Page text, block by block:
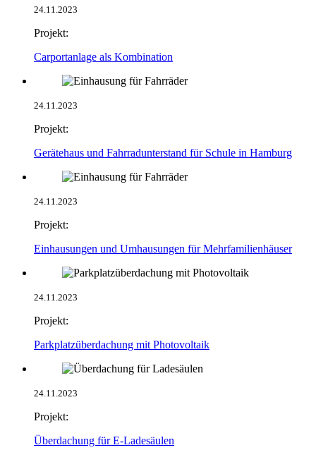
24.11.2023
Projekt:
Carportanlage als Kombination
24.11.2023
Projekt:
Gerätehaus und Fahrradunterstand für Schule in Hamburg
24.11.2023
Projekt:
Einhausungen und Umhausungen für Mehrfamilienhäuser
24.11.2023
Projekt:
Parkplatzüberdachung mit Photovoltaik
24.11.2023
Projekt:
Überdachung für E-Ladesäulen